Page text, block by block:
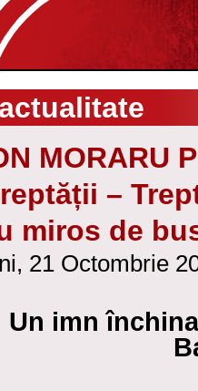
MORARU
–
miros de
21 Octombrie
Un imn